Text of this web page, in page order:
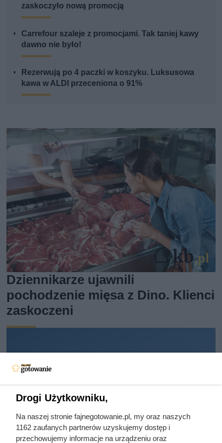
zaskoczyło nową promocją
Carrefour szaleje z promocjami. Tak taniej kawy
dawno nie było!
Rezerwują po 4 paczki w koszyku. Luksusowa
kawa w ALDI przeceniona o 91%
Dziennikarze ujawnili
pochodzenie mięsa z Dino. Klienci
zaskoczeni
Drogi Użytkowniku,
Na naszej stronie fajnegotowanie.pl, my oraz naszych
1162 zaufanych partnerów uzyskujemy dostęp i
przechowujemy informacje na urządzeniu oraz